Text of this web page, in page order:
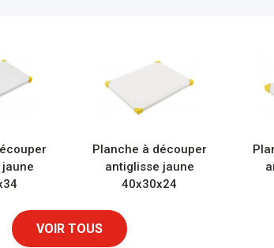
Planche à découper
antiglisse jaune
40x30x24
VOIR TOUS